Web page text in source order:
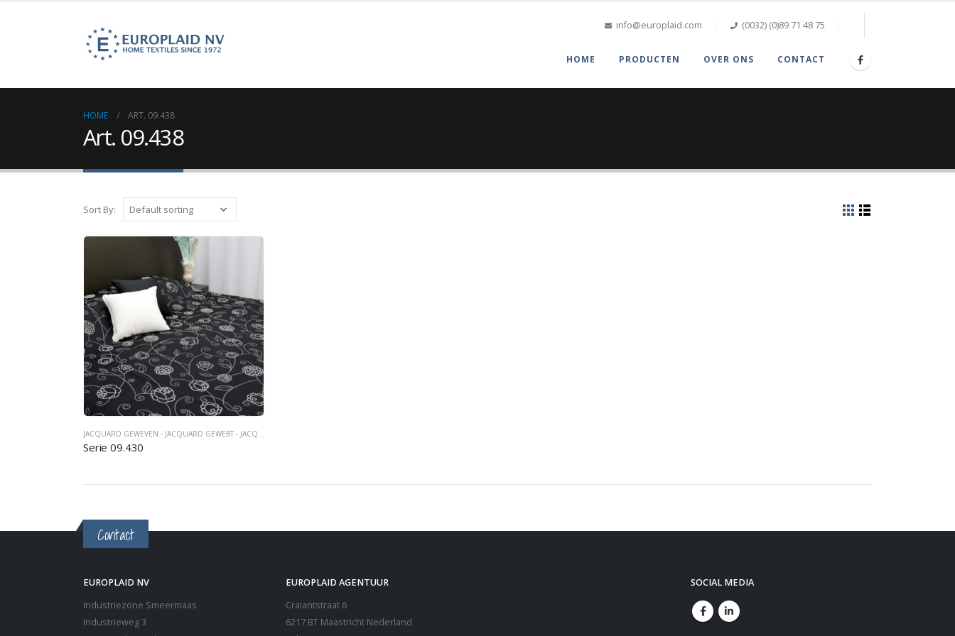
info@europlaid.com (0032) (0)89 71 48 75
HOME PRODUCTEN OVER ONS CONTACT
HOME ART. 09.438
Art. 09.438
Sort By:
JACQUARD GEWEVEN - JACQUARD GEWEBT - JACQUARD WOVEN
Serie 09.430
Contact
EUROPLAID NV
Industriezone Smeermaas
Industrieweg 3
EUROPLAID AGENTUUR
Craiantstraat 6
6217 BT Maastricht Nederland
SOCIAL MEDIA